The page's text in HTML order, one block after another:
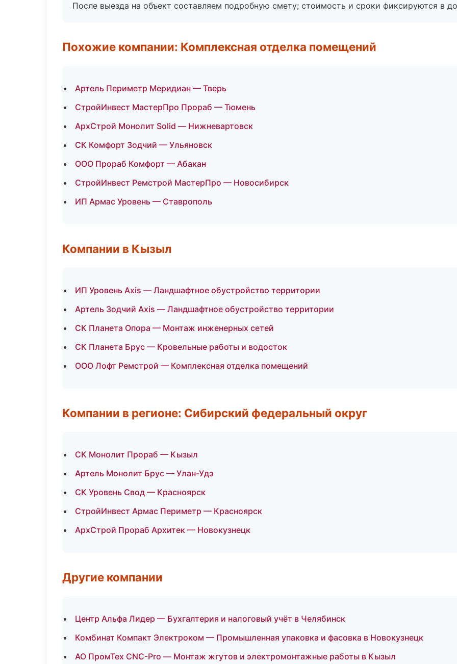
После выезда на объект составляем подробную смету; стоимость и сроки фиксируются в
Похожие компании: Комплексная отделка помещений
Артель Периметр Меридиан — Тверь
СтройИнвест МастерПро Прораб — Тюмень
АрхСтрой Монолит Solid — Нижневартовск
СК Комфорт Зодчий — Ульяновск
ООО Прораб Комфорт — Абакан
СтройИнвест Ремстрой МастерПро — Новосибирск
ИП Армас Уровень — Ставрополь
Компании в Кызыл
ИП Уровень Axis — Ландшафтное обустройство территории
Артель Зодчий Axis — Ландшафтное обустройство территории
СК Планета Опора — Монтаж инженерных сетей
СК Планета Брус — Кровельные работы и водосток
ООО Лофт Ремстрой — Комплексная отделка помещений
Компании в регионе: Сибирский федеральный округ
СК Монолит Прораб — Кызыл
Артель Монолит Брус — Улан-Удэ
СК Уровень Свод — Красноярск
СтройИнвест Армас Периметр — Красноярск
АрхСтрой Прораб Архитек — Новокузнецк
Другие компании
Центр Альфа Лидер — Бухгалтерия и налоговый учёт в Челябинск
Комбинат Компакт Электроком — Промышленная упаковка и фасовка в Новокузнецк
АО ПромТех CNC-Pro — Монтаж жгутов и электромонтажные работы в Кызыл